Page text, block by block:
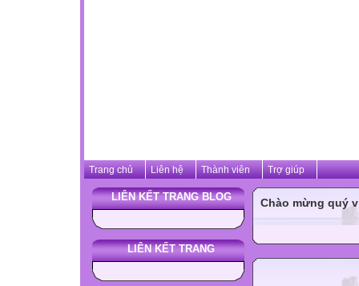
Trang chủ Liên hệ Thành viên Trợ giúp
LIÊN KẾT TRANG BLOG
LIÊN KẾT TRANG
Chào mừng quý